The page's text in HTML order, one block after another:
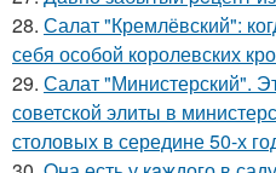
28. Салат "Кремлёвский":
себя особой королевских
29. Салат "Министерский".
советской элиты в
столовых в середине 50-х